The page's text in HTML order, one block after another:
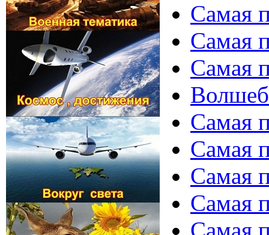
Самая
Самая
Самая
Самая
Самая
Самая
Самая